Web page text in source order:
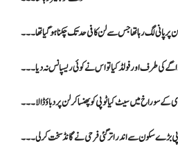
پر پانی لگ رہا تھا جس سے لن کافی حد تک چکنا ہو گیا تھا ۔۔۔
کی طرف اور فولڈ کیا تو اس نے کوئی ریسپانس نہ دیا۔۔۔
کے سوراخ میں سیٹ کیا ٹوپی کو پھنسا کر لن پر دباؤ ڈالا۔۔۔
بڑے سکون سے اندر اتر گئی فرحی نے گانڈ سخت کر لی ۔۔۔